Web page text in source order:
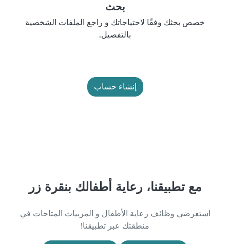
بحث
خصص بحثك وفقًا لاحتياجاتك و راجع الملفات الشخصية
بالتفصيل.
إنشاء حساب
مع تطبيقنا، رعاية أطفالك بنقرة زر
استعرضي وظائف رعاية الأطفال و المربيات المتاحات في
منطقتك عبر تطبيقنا!